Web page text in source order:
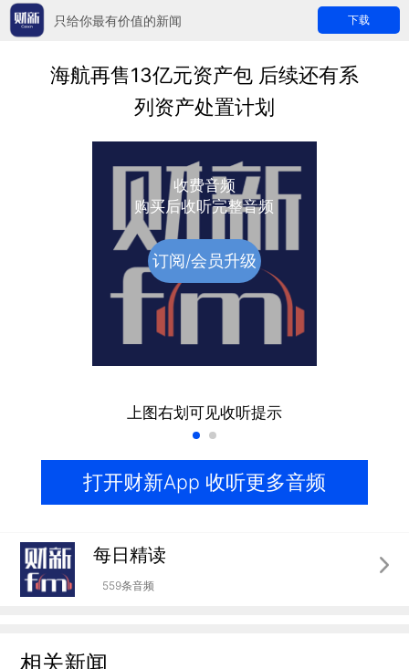
只给你最有价值的新闻 下载
海航再售13亿元资产包 后续还有系
列资产处置计划
收费音频
购买后收听完整音频
订阅/会员升级
上图右划可见收听提示
打开财新App 收听更多音频
每日精读
559条音频
相关新闻